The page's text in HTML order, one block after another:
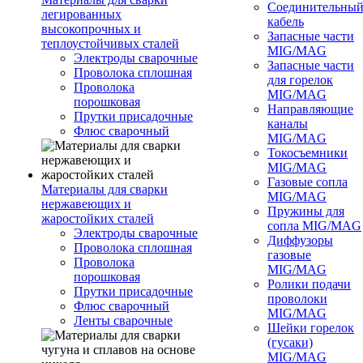
легированных
высокопрочных и
теплоустойчивых сталей
Электроды сварочные
Проволока сплошная
Проволока
порошковая
Прутки присадочные
Флюс сварочный
Материалы для сварки
нержавеющих и
жаростойких сталей
Электроды сварочные
Проволока сплошная
Проволока
порошковая
Прутки присадочные
Флюс сварочный
Ленты сварочные
Соединительный
кабель
Запасные части
MIG/MAG
Запасные части
для горелок
MIG/MAG
Направляющие
каналы
MIG/MAG
Токосъемники
MIG/MAG
Газовые сопла
MIG/MAG
Пружины для
сопла MIG/MAG
Диффузоры
газовые
MIG/MAG
Ролики подачи
проволоки
MIG/MAG
Шейки горелок
(гусаки)
MIG/MAG